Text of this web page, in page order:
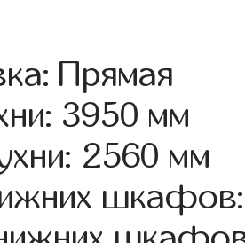
Прямая
3950 мм
2560 мм